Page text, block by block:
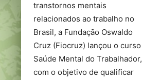
transtornos mentais
relacionados ao trabalho no
Brasil, a Fundação Oswaldo
Cruz (Fiocruz) lançou o curso
Saúde Mental do Trabalhador,
com o objetivo de qualificar